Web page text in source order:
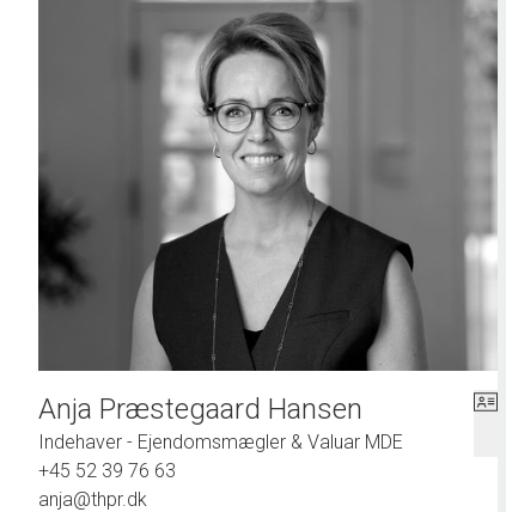
Anja Præstegaard Hansen
Indehaver - Ejendomsmægler & Valuar MDE
+45 52 39 76 63
anja@thpr.dk